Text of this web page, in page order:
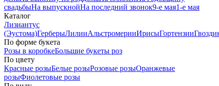
свадьбыНа выпускнойНа последний звонок9-е мая1-е мая
Каталог
Лизиантус
(Эустома)ГерберыЛилииАльстромерииИрисыГортензии
По форме букета
Розы в коробкеБольшие букеты роз
По цвету
Красные розыБелые розыРозовые розыОранжевые
розыФиолетовые розы